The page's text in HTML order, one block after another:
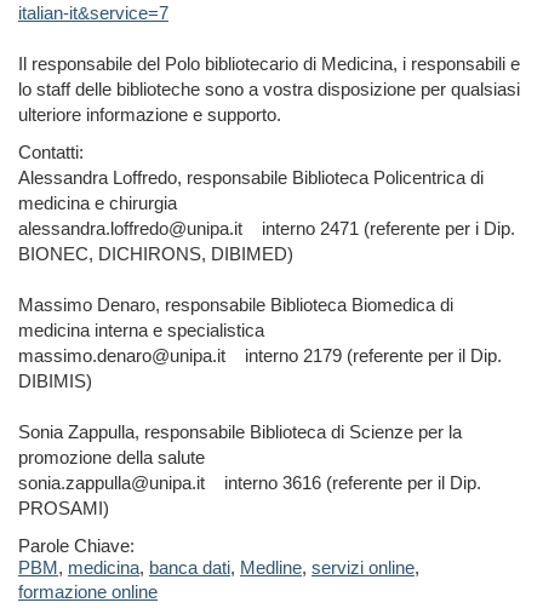
italian-it&service=7
Il responsabile del Polo bibliotecario di Medicina, i responsabili e
lo staff delle biblioteche sono a vostra disposizione per qualsiasi
ulteriore informazione e supporto.
Contatti:
Alessandra Loffredo, responsabile Biblioteca Policentrica di
medicina e chirurgia
alessandra.loffredo@unipa.it interno 2471 (referente per i Dip.
BIONEC, DICHIRONS, DIBIMED)
Massimo Denaro, responsabile Biblioteca Biomedica di
medicina interna e specialistica
massimo.denaro@unipa.it interno 2179 (referente per il Dip.
DIBIMIS)
Sonia Zappulla, responsabile Biblioteca di Scienze per la
promozione della salute
sonia.zappulla@unipa.it interno 3616 (referente per il Dip.
PROSAMI)
Parole Chiave:
PBM, medicina, banca dati, Medline, servizi online,
formazione online